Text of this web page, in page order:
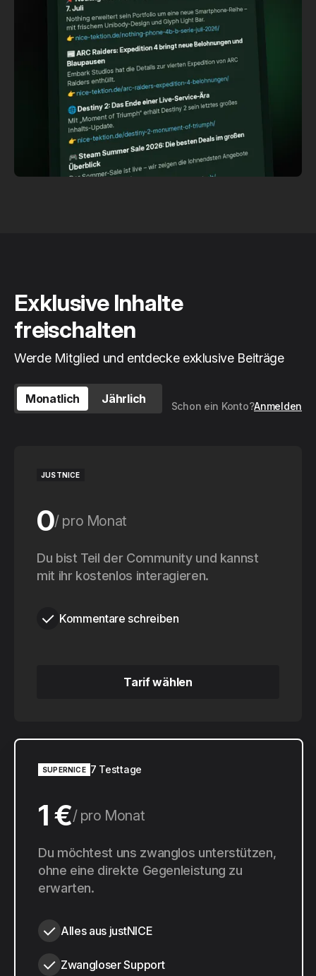
Exklusive Inhalte
freischalten
Werde Mitglied und entdecke exklusive Beiträge
Monatlich Jährlich
Schon ein Konto?Anmelden
JUSTNICE
0 pro Monat
0 pro Jahr
Du bist Teil der Community und kannst
mit ihr kostenlos interagieren.
Kommentare schreiben
Tarif wählen
SUPERNICE 7 Testtage
1 € pro Monat
10 € pro Jahr
Du möchtest uns zwanglos unterstützen,
ohne eine direkte Gegenleistung zu
erwarten.
Alles aus justNICE
Zwangloser Support